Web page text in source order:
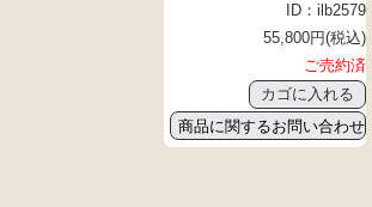
ID：ilb2579
55,800円(税込)
ご売約済
商品に関するお問い合わせ